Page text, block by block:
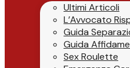
Ultimi Articoli
L’Avvocato
Guida
Guida
Sex Roulette